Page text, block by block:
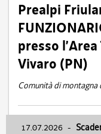
Prealpi
presso
Vivaro (PN)
Comunità di montagna
17.07.2026 -